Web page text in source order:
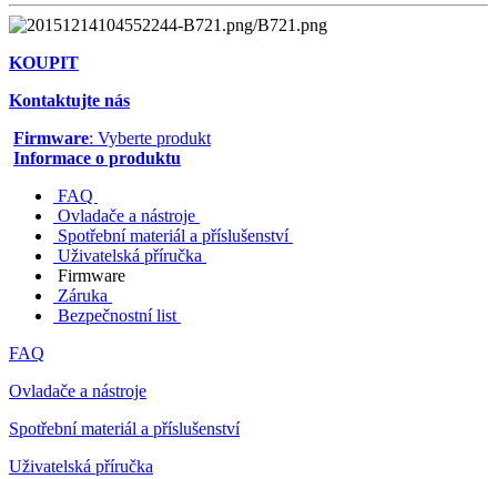
KOUPIT
Kontaktujte nás
Firmware: Vyberte produkt
Informace o produktu
FAQ
Ovladače a nástroje
Spotřební materiál a příslušenství
Uživatelská příručka
Firmware
Záruka
Bezpečnostní list
FAQ
Ovladače a nástroje
Spotřební materiál a příslušenství
Uživatelská příručka